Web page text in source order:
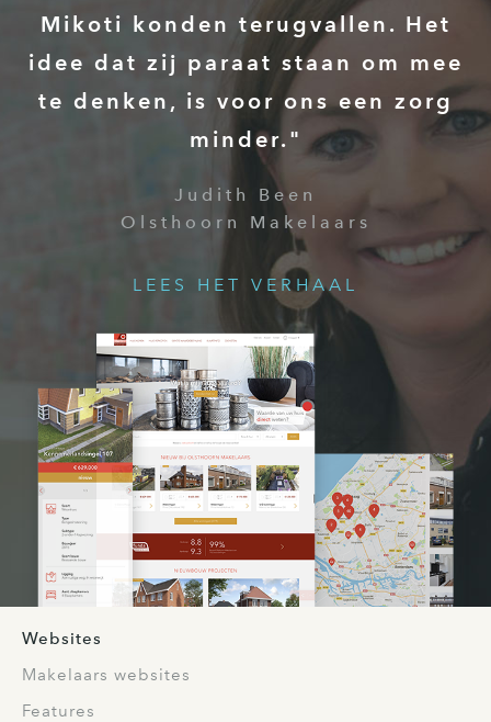
Mikoti konden terugvallen. Het
idee dat zij paraat staan om mee
te denken, is voor ons een zorg
minder."
Judith Been
Olsthoorn Makelaars
LEES HET VERHAAL
Websites
Makelaars websites
Features